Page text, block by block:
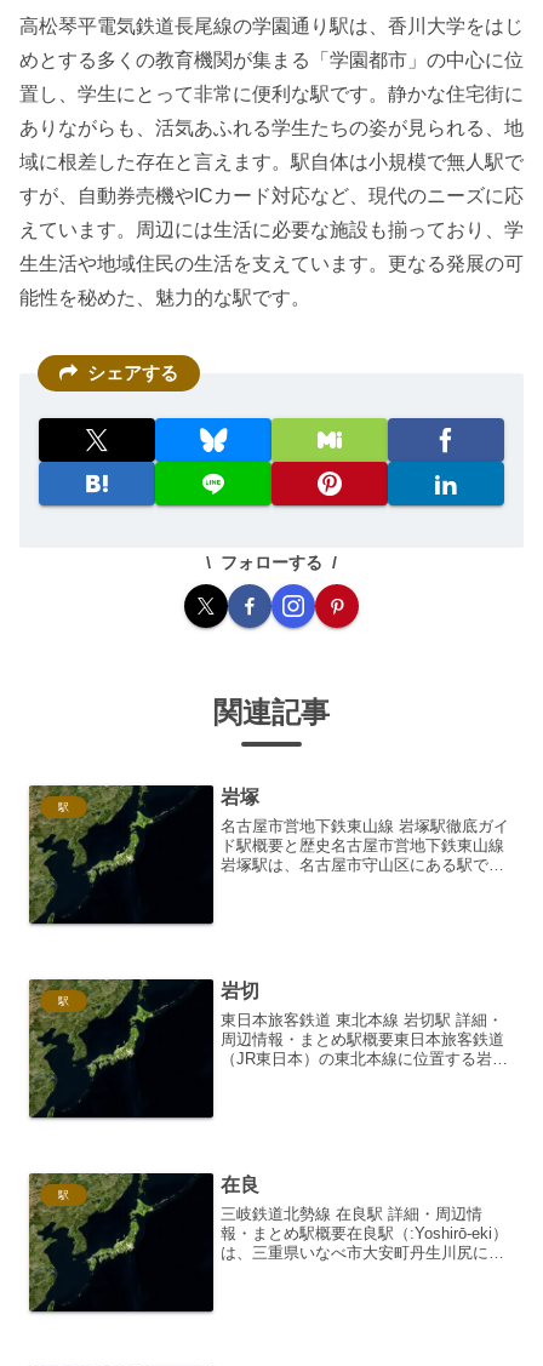
高松琴平電気鉄道長尾線の学園通り駅は、香川大学をはじ
めとする多くの教育機関が集まる「学園都市」の中心に位
置し、学生にとって非常に便利な駅です。静かな住宅街に
ありながらも、活気あふれる学生たちの姿が見られる、地
域に根差した存在と言えます。駅自体は小規模で無人駅で
すが、自動券売機やICカード対応など、現代のニーズに応
えています。周辺には生活に必要な施設も揃っており、学
生生活や地域住民の生活を支えています。更なる発展の可
能性を秘めた、魅力的な駅です。
シェアする
フォローする
関連記事
駅 岩塚
名古屋市営地下鉄東山線 岩塚駅徹底ガイ
ド駅概要と歴史名古屋市営地下鉄東山線
岩塚駅は、名古屋市守山区にある駅で
駅 岩切
東日本旅客鉄道 東北本線 岩切駅 詳細・
周辺情報・まとめ駅概要東日本旅客鉄道
（JR東日本）の東北本線に位置する岩切
駅 在良
三岐鉄道北勢線 在良駅 詳細・周辺情
報・まとめ駅概要在良駅（:Yoshirō-eki）
は、三重県いなべ市大安町丹生川尻にあ